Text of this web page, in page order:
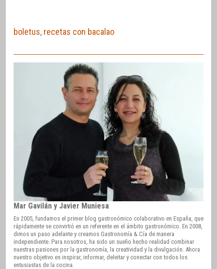
boletus, recetas con bacalao
Mar Gavilán y Javier Muniesa
En 2005, fundamos el primer blog gastronómico colaborativo en España, que
rápidamente se convirtió en un referente en el ámbito gastronómico. En 2008,
dimos un paso adelante y creamos Gastronomía & Cía de manera
independiente. Para nosotros, ha sido un sueño hecho realidad combinar
nuestras pasiones por la gastronomía, la creatividad y la divulgación. Ahora
nuestro objetivo es inspirar, informar, deleitar y conectar con todos los
entusiastas de la cocina.